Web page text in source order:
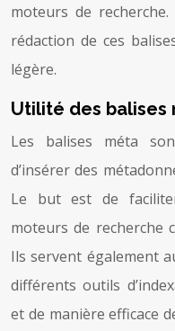
moteurs de
rédaction de ces
légère.
Utilité des balises
Les balises méta
d’insérer des
Le but est de
moteurs de recherche
Ils servent également
différents outils
et de manière efficace